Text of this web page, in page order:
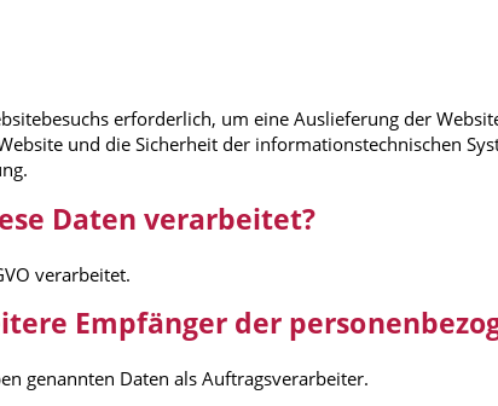
erforderlich, um eine Auslieferung der
und die Sicherheit der informationstechnischen
Daten verarbeitet?
verarbeitet.
Empfänger der
genannten Daten als Auftragsverarbeiter.